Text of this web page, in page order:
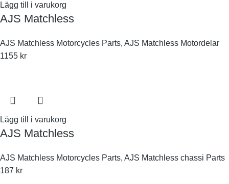
Lägg till i varukorg
AJS Matchless
AJS Matchless Motorcycles Parts, AJS Matchless Motordelar
1155 kr
Lägg till i varukorg
AJS Matchless
AJS Matchless Motorcycles Parts, AJS Matchless chassi Parts
187 kr